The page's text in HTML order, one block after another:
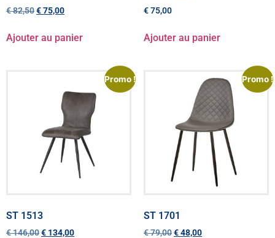
€82,50€75,00
Ajouter au panier
€75,00
Ajouter au panier
Promo !
ST 1513
€146,00€ 134,00
Promo !
ST 1701
€79,00€48,00